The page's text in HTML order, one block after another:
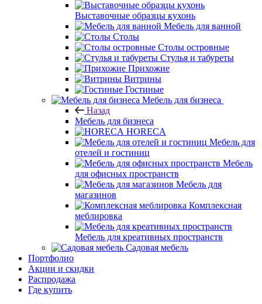
Выставочные образцы кухонь
Мебель для ванной
Столы
Столы островные
Стулья и табуреты
Прихожие
Витрины
Гостиные
Мебель для бизнеса
Назад
Мебель для бизнеса
HORECA
Мебель для
отелей и гостиниц
Мебель
для офисных пространств
Мебель для
магазинов
Комплексная
меблировка
Мебель для креативных пространств
Садовая мебель
Портфолио
Акции и скидки
Распродажа
Где купить